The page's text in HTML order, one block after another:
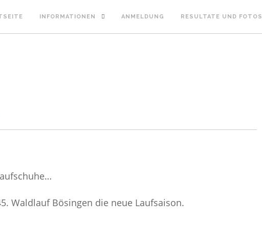
INFORMATIONEN ANMELDUNG RESULTATE UND FOTOS
Waldlauf Bösingen die neue Laufsaison.